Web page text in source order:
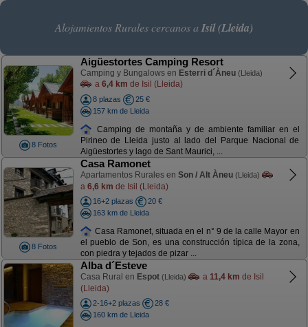
Alojamientos Rurales cercanos a Isil (Lleida)
8 Fotos
Aigüestortes Camping Resort
Camping y Bungalows en Esterri d´Àneu (Lleida)
a 6,4 km de Isil (Lleida)
8 plazas
25 €
157 km de Lleida
Camping de montaña y de ambiente familiar en el
Pirineo de Lleida justo al lado del Parque Nacional de
Aigüestortes y lago de Sant Maurici, ...
8 Fotos
Casa Ramonet
Apartamentos Rurales en Son / Alt Àneu (Lleida)
a 6,6 km de Isil (Lleida)
16+2 plazas
20 €
163 km de Lleida
Casa Ramonet, situada en el n° 9 de la calle Mayor en
el pueblo de Son, es una construcción típica de la zona,
con piedra y tejados de pizar ...
Alba d´Esteve
Casa Rural en Espot (Lleida) a 11,4 km de Isil
(Lleida)
2-16+2 plazas
28 €
160 km de Lleida